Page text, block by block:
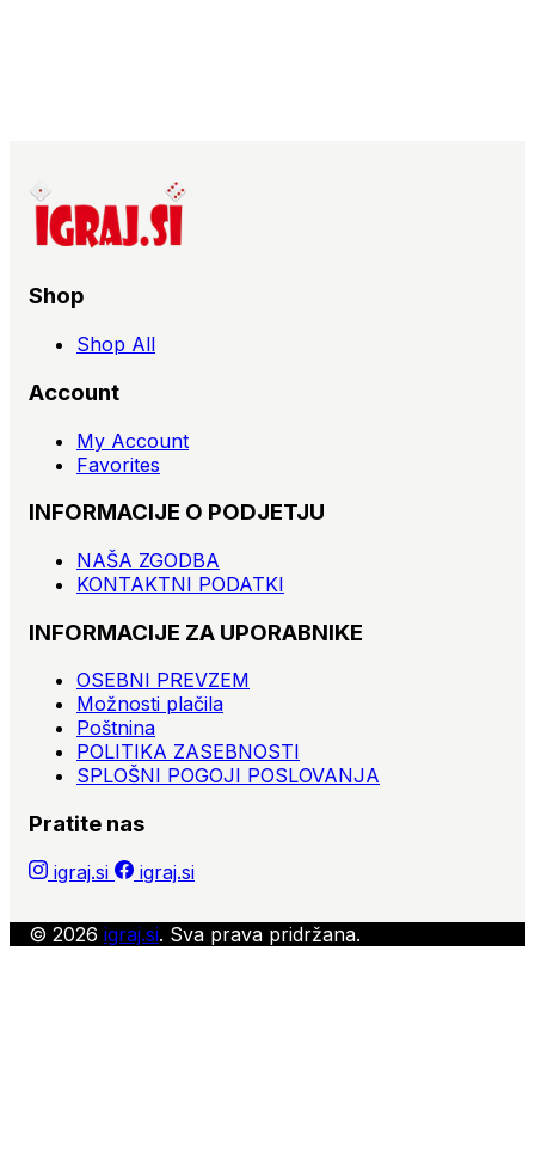
Shop
Shop All
Account
My Account
Favorites
INFORMACIJE O PODJETJU
NAŠA ZGODBA
KONTAKTNI PODATKI
INFORMACIJE ZA UPORABNIKE
OSEBNI PREVZEM
Možnosti plačila
Poštnina
POLITIKA ZASEBNOSTI
SPLOŠNI POGOJI POSLOVANJA
Pratite nas
igraj.si igraj.si
© 2026 igraj.si. Sva prava pridržana.